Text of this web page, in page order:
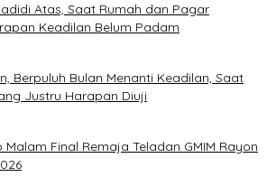
Atas, Saat Rumah dan Pagar
Keadilan Belum Padam
Berpuluh Bulan Menanti Keadilan, Saat
Justru Harapan Diuji
Malam Final Remaja Teladan GMIM Rayon